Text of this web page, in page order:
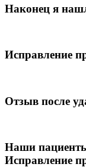
Наконец я
Исправление
Отзыв после
Наши
Исправление